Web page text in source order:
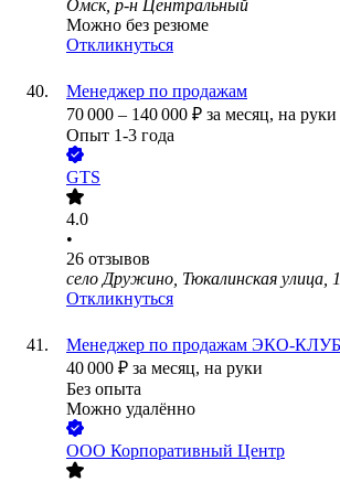
Омск, р-н Центральный
Можно без резюме
Откликнуться
Менеджер по продажам
70 000 – 140 000 ₽ за месяц, на руки
Опыт 1-3 года
GTS
4.0
•
26 отзывов
село Дружино, Тюкалинская улица, 1
Откликнуться
Менеджер по продажам ЭКО-
40 000 ₽ за месяц, на руки
Без опыта
Можно удалённо
ООО Корпоративный Центр